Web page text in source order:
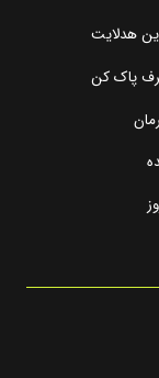
هدلایت
پاک کن